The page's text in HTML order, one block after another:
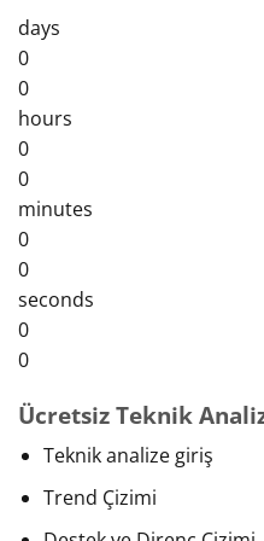
days
0
0
hours
0
0
minutes
0
0
seconds
0
0
Ücretsiz Teknik
Teknik analize giriş
Trend Çizimi